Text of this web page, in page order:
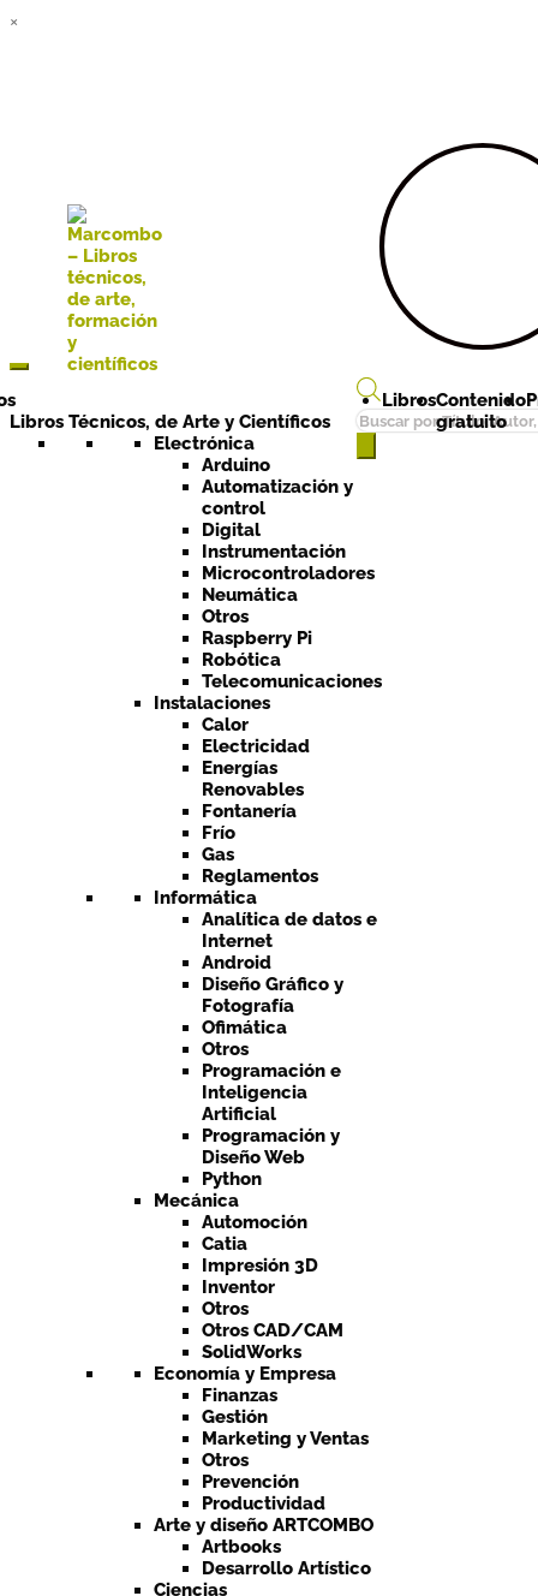
×
Búsqueda
de
Libros Técnicos, de Arte y Científicos
Electrónica
Arduino
Automatización y
control
Digital
Instrumentación
Microcontroladores
Neumática
Otros
Raspberry Pi
Robótica
Telecomunicaciones
Instalaciones
Calor
Electricidad
Energías
Renovables
Fontanería
Frío
Gas
Reglamentos
Informática
Analítica de datos e
Internet
Android
Diseño Gráfico y
Fotografía
Ofimática
Otros
Programación e
Inteligencia
Artificial
Programación y
Diseño Web
Python
Mecánica
Automoción
Catia
Impresión 3D
Inventor
Otros
Otros CAD/CAM
SolidWorks
Economía y Empresa
Finanzas
Gestión
Marketing y Ventas
Otros
Prevención
Productividad
Arte y diseño ARTCOMBO
Artbooks
Desarrollo Artístico
Ciencias
LibrosContenido
gratuito